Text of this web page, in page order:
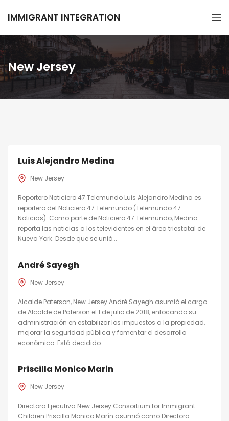
IMMIGRANT INTEGRATION
New Jersey
Luis Alejandro Medina
New Jersey
Reportero Noticiero 47 Telemundo Luis Alejandro Medina es
reportero del Noticiero 47 Telemundo (Telemundo 47
Noticias). Como parte de Noticiero 47 Telemundo, Medina
reporta las noticias a los televidentes en el área triestatal de
Nueva York. Desde que se unió...
André Sayegh
New Jersey
Alcalde Paterson, New Jersey André Sayegh asumió el cargo
de Alcalde de Paterson el 1 de julio de 2018, enfocando su
administración en estabilizar los impuestos a la propiedad,
mejorar la seguridad pública y fomentar el desarrollo
económico. Está decidido...
Priscilla Monico Marin
New Jersey
Directora Ejecutiva New Jersey Consortium for Immigrant
Children Priscilla Monico Marín asumió como Directora